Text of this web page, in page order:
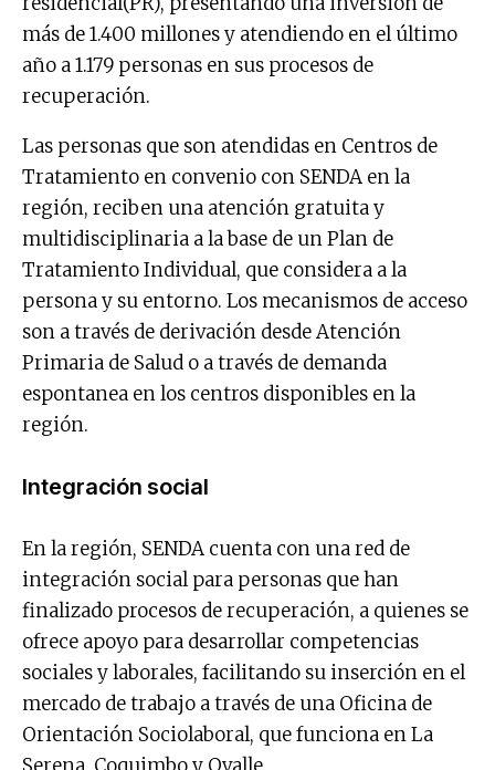
más de 1.400 millones y atendiendo en el último
año a 1.179 personas en sus procesos de
recuperación.
Las personas que son atendidas en Centros de
Tratamiento en convenio con SENDA en la
región, reciben una atención gratuita y
multidisciplinaria a la base de un Plan de
Tratamiento Individual, que considera a la
persona y su entorno. Los mecanismos de acceso
son a través de derivación desde Atención
Primaria de Salud o a través de demanda
espontanea en los centros disponibles en la
región.
Integración social
En la región, SENDA cuenta con una red de
integración social para personas que han
finalizado procesos de recuperación, a quienes se
ofrece apoyo para desarrollar competencias
sociales y laborales, facilitando su inserción en el
mercado de trabajo a través de una Oficina de
Orientación Sociolaboral, que funciona en La